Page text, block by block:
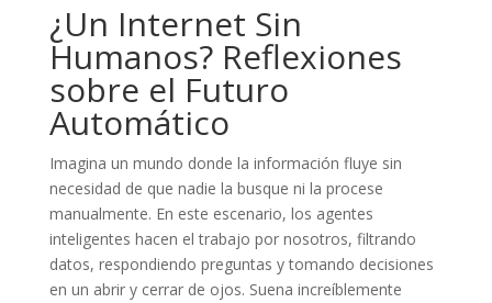
¿Un Internet Sin
Humanos? Reflexiones
sobre el Futuro
Automático
Imagina un mundo donde la información fluye sin
necesidad de que nadie la busque ni la procese
manualmente. En este escenario, los agentes
inteligentes hacen el trabajo por nosotros, filtrando
datos, respondiendo preguntas y tomando decisiones
en un abrir y cerrar de ojos. Suena increíblemente